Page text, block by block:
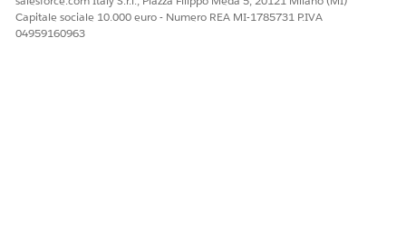
Capitale sociale 10.000 euro - Numero REA MI-1785731 P.IVA
04959160963